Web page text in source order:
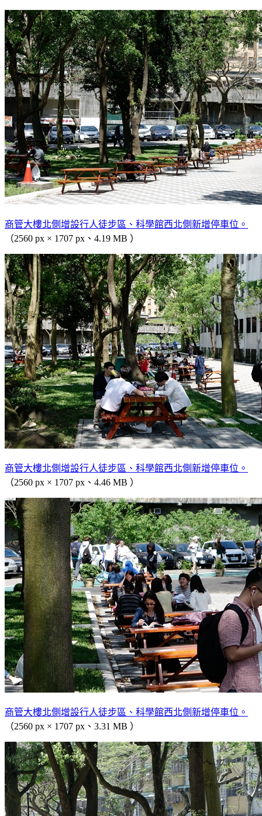
商管大樓北側增設行人徒步區、科學館西北側新增停車位。
（2560 px × 1707 px、4.19 MB ）
商管大樓北側增設行人徒步區、科學館西北側新增停車位。
（2560 px × 1707 px、4.46 MB ）
商管大樓北側增設行人徒步區、科學館西北側新增停車位。
（2560 px × 1707 px、3.31 MB ）